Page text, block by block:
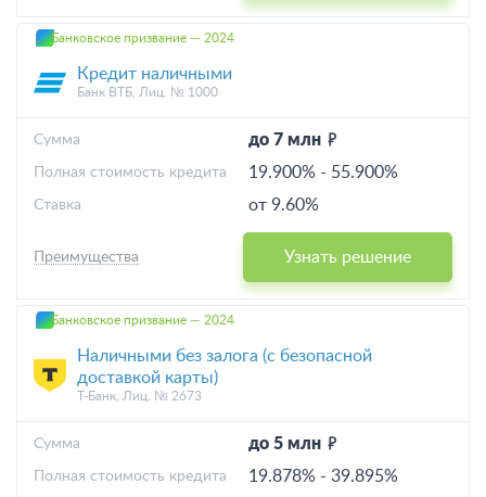
Банковское призвание — 2024
Кредит наличными
Банк ВТБ, Лиц. № 1000
до 7 млн
Cумма
19.900% - 55.900%
Полная стоимость кредита
от 9.60%
Ставка
Узнать решение
Преимущества
Банковское призвание — 2024
Наличными без залога (с безопасной
доставкой карты)
Т-Банк, Лиц. № 2673
до 5 млн
Cумма
19.878% - 39.895%
Полная стоимость кредита